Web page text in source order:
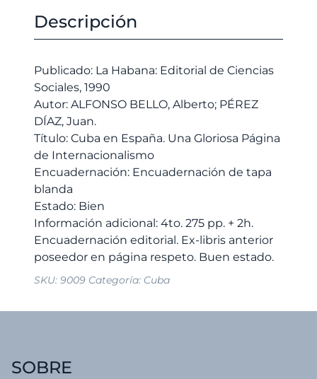
era:
es:
Una
de
Internacionalismo
cantidad
Descripción
Publicado: La Habana: Editorial de Ciencias
Sociales, 1990
Autor: ALFONSO BELLO, Alberto; PÉREZ
DÍAZ, Juan.
Título: Cuba en España. Una Gloriosa Página
de Internacionalismo
Encuadernación: Encuadernación de tapa
blanda
Estado: Bien
Información adicional: 4to. 275 pp. + 2h.
Encuadernación editorial. Ex-libris anterior
SKU: 9009 Categoría: Cuba
SOBRE